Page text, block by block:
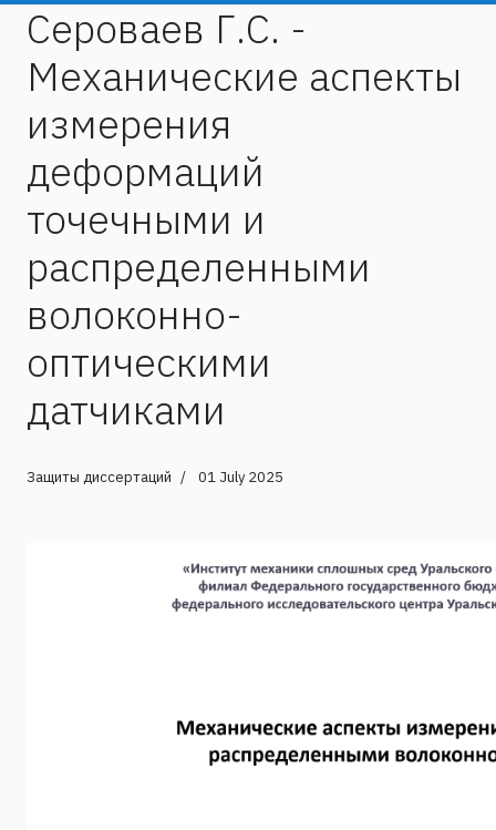
Сероваев Г.С. -
Механические аспекты
измерения
деформаций
точечными и
распределенными
волоконно-
оптическими
датчиками
Защиты диссертаций 01 July 2025